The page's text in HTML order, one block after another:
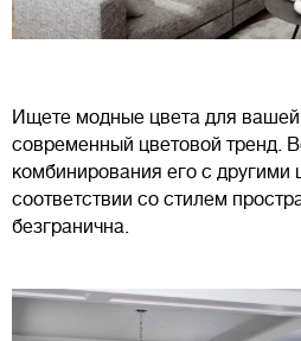
Ищете модные цвета для
современный цветовой тренд.
комбинирования его с другими
соответствии со стилем
безгранична.